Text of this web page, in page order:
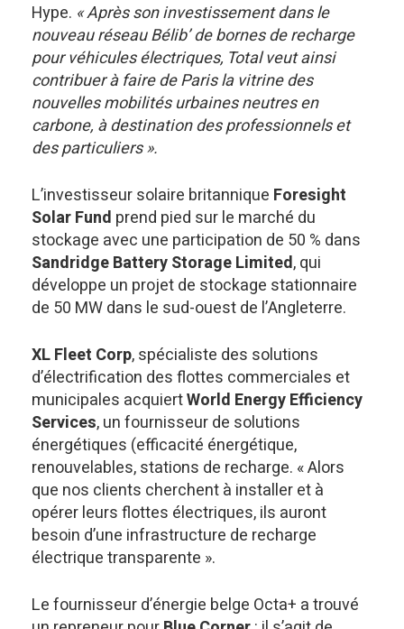
Hype. « Après son investissement dans le
nouveau réseau Bélib’ de bornes de recharge
pour véhicules électriques, Total veut ainsi
contribuer à faire de Paris la vitrine des
nouvelles mobilités urbaines neutres en
carbone, à destination des professionnels et
des particuliers ».
L’investisseur solaire britannique Foresight
Solar Fund prend pied sur le marché du
stockage avec une participation de 50 % dans
Sandridge Battery Storage Limited, qui
développe un projet de stockage stationnaire
de 50 MW dans le sud-ouest de l’Angleterre.
XL Fleet Corp, spécialiste des solutions
d’électrification des flottes commerciales et
municipales acquiertWorld Energy Efficiency
Services, un fournisseur de solutions
énergétiques (efficacité énergétique,
renouvelables, stations de recharge. « Alors
que nos clients cherchent à installer et à
opérer leurs flottes électriques, ils auront
besoin d’une infrastructure de recharge
électrique transparente ».
Le fournisseur d’énergie belge Octa+ a trouvé